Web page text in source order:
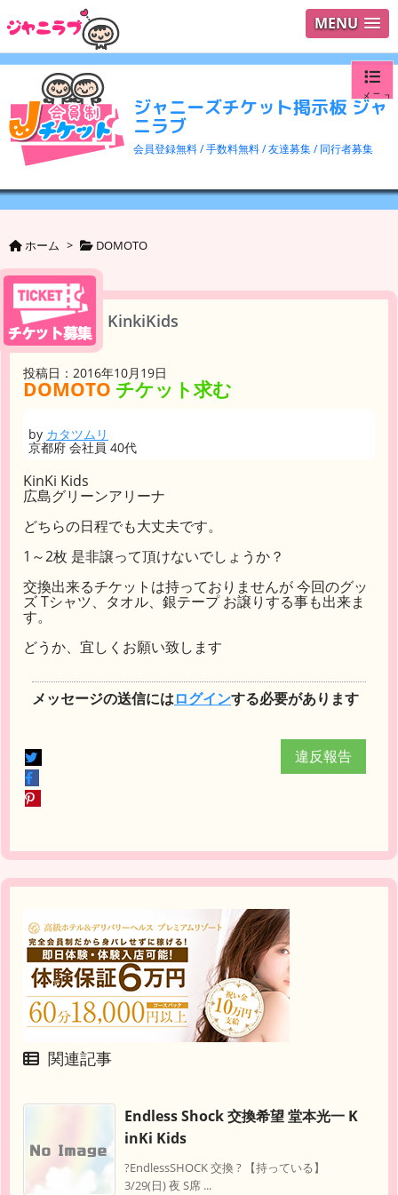
MENU
ジャニーズチケット掲示板 ジャ
ニラブ
会員登録無料 / 手数料無料 / 友達募集 / 同行者募集
メニュ
ログイ
ユーザ
ホーム > DOMOTO
KinkiKids
投稿日：2016年10月19日
DOMOTO チケット求む
by カタツムリ
京都府 会社員 40代
KinKi Kids
広島グリーンアリーナ
どちらの日程でも大丈夫です。
1～2枚 是非譲って頂けないでしょうか？
交換出来るチケットは持っておりませんが 今回のグッ
ズ Tシャツ、タオル、銀テープ お譲りする事も出来ま
す。
どうか、宜しくお願い致します
メッセージの送信にはログインする必要があります
違反報告
関連記事
Endless Shock 交換希望 堂本光一 K
inKi Kids
?EndlessSHOCK 交換 ? 【持っている】
3/29(日) 夜 S席 ...